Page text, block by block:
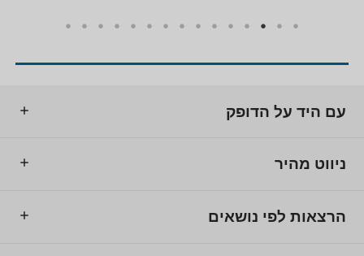
עם היד על הדופק
ניווט מהיר
הרצאות לפי נושאים